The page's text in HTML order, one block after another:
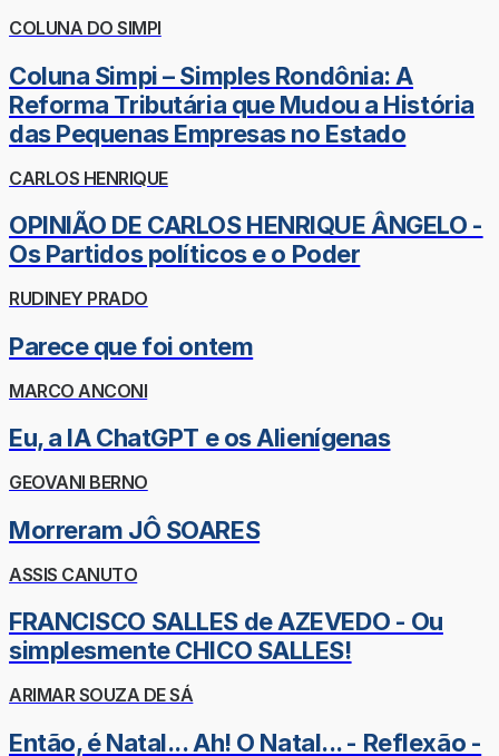
COLUNA DO SIMPI
Coluna Simpi – Simples Rondônia: A
Reforma Tributária que Mudou a História
das Pequenas Empresas no Estado
CARLOS HENRIQUE
OPINIÃO DE CARLOS HENRIQUE ÂNGELO -
Os Partidos políticos e o Poder
RUDINEY PRADO
Parece que foi ontem
MARCO ANCONI
Eu, a IA ChatGPT e os Alienígenas
GEOVANI BERNO
Morreram JÔ SOARES
ASSIS CANUTO
FRANCISCO SALLES de AZEVEDO - Ou
simplesmente CHICO SALLES!
ARIMAR SOUZA DE SÁ
Então, é Natal... Ah! O Natal... - Reflexão -